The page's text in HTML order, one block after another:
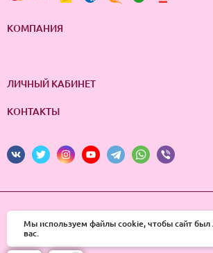
КОМПАНИЯ
ЛИЧНЫЙ КАБИНЕТ
КОНТАКТЫ
© 2026 InSale. Все права
Мы используем файлы cookie, чтобы сайт был
вас.